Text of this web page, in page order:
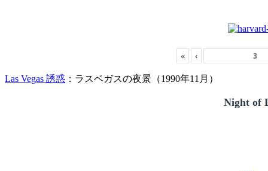
« ‹
Las Vegas 誘惑 ：ラスベガスの夜景（1990年11月）
Night of